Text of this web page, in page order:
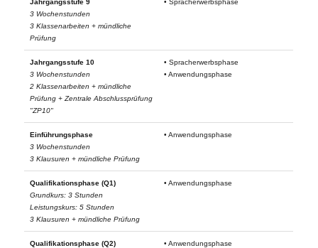
Jahrgangsstufe 9
3 Wochenstunden
3 Klassenarbeiten + mündliche
Prüfung
• Spracherwerbsphase
Jahrgangsstufe 10
3 Wochenstunden
2 Klassenarbeiten + mündliche
Prüfung + Zentrale Abschlussprüfung
"ZP10"
• Spracherwerbsphase
• Anwendungsphase
Einführungsphase
3 Wochenstunden
3 Klausuren + mündliche Prüfung
• Anwendungsphase
Qualifikationsphase (Q1)
Grundkurs: 3 Stunden
Leistungskurs: 5 Stunden
3 Klausuren + mündliche Prüfung
• Anwendungsphase
Qualifikationsphase (Q2)
• Anwendungsphase